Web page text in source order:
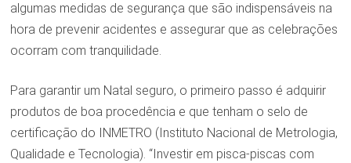
algumas medidas de segurança que são indispensáveis na
hora de prevenir acidentes e assegurar que as celebrações
ocorram com tranquilidade.
Para garantir um Natal seguro, o primeiro passo é adquirir
produtos de boa procedência e que tenham o selo de
certificação do INMETRO (Instituto Nacional de Metrologia,
Qualidade e Tecnologia). “Investir em pisca-piscas com